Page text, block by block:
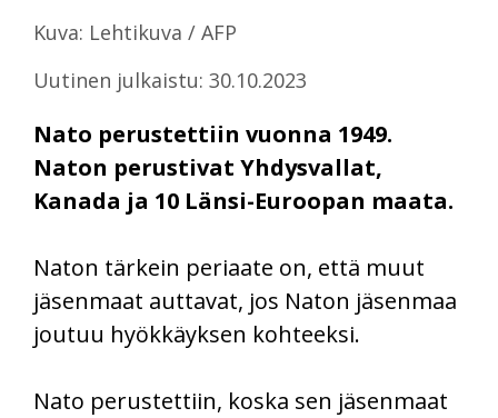
Kuva: Lehtikuva / AFP
Uutinen julkaistu: 30.10.2023
Nato perustettiin vuonna 1949.
Naton perustivat Yhdysvallat,
Kanada ja 10 Länsi-Euroopan maata.
Naton tärkein periaate on, että muut
jäsenmaat auttavat, jos Naton jäsenmaa
joutuu hyökkäyksen kohteeksi.
Nato perustettiin, koska sen jäsenmaat